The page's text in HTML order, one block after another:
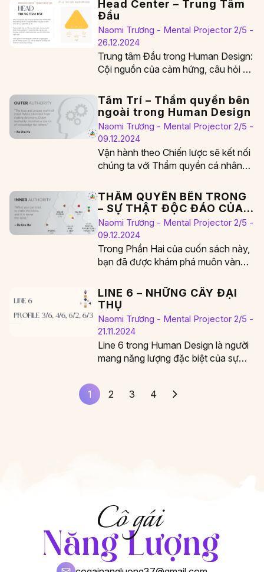
Head Center – Trung Tâm
Đầu
Naomi Trương - Mental Projector 2/5 -
26.12.2024
Trung tâm Đầu trong Human Design:
Cội nguồn của cảm hứng, câu hỏi và
Tâm Trí – Thẩm quyền bên
ngoài trong Human Design
Naomi Trương - Mental Projector 2/5 -
09.12.2024
Vận hành theo Chiến lược sẽ kết nối
chúng ta với Thẩm quyền cá nhân
THẨM QUYỀN BÊN TRONG
– SỰ THẬT ĐỘC ĐÁO CỦA
CHÚNG TA
Naomi Trương - Mental Projector 2/5 -
09.12.2024
Trong Phần Hai của cuốn sách này,
bạn đã được khám phá muôn vàn
LINE 6 – NHỮNG CÂY ĐẠI
THỤ
Naomi Trương - Mental Projector 2/5 -
21.11.2024
Line 6 trong Human Design là người
mang năng lượng đặc biệt của sự
1
2 3 4